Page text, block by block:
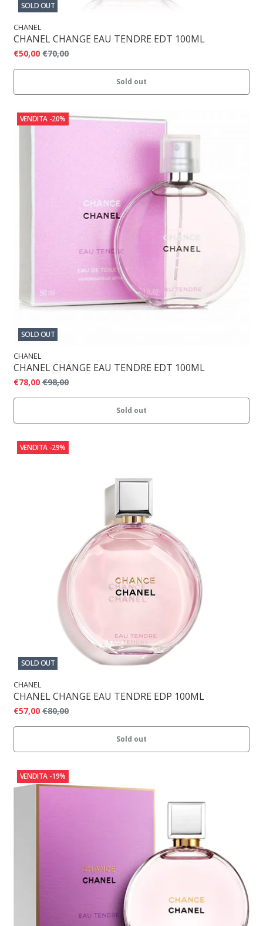
SOLD OUT
CHANEL
CHANEL CHANGE EAU TENDRE EDT 100ML
€50,00 €70,00
Sold out
VENDITA -20%
SOLD OUT
CHANEL
CHANEL CHANGE EAU TENDRE EDT 100ML
€78,00 €98,00
Sold out
VENDITA -29%
SOLD OUT
CHANEL
CHANEL CHANGE EAU TENDRE EDP 100ML
€57,00 €80,00
Sold out
VENDITA -19%